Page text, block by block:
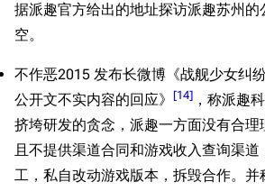
据派趣官方给出的地址探访派趣苏州的
空。
不作恶2015 发布长微博《战舰少女纠
公开文不实内容的回应》
[14] ，称派趣
挤垮研发的贪念，派趣一方面没有合理
且不提供渠道合同和游戏收入查询渠
工，私自改动游戏版本，拆毁合作。